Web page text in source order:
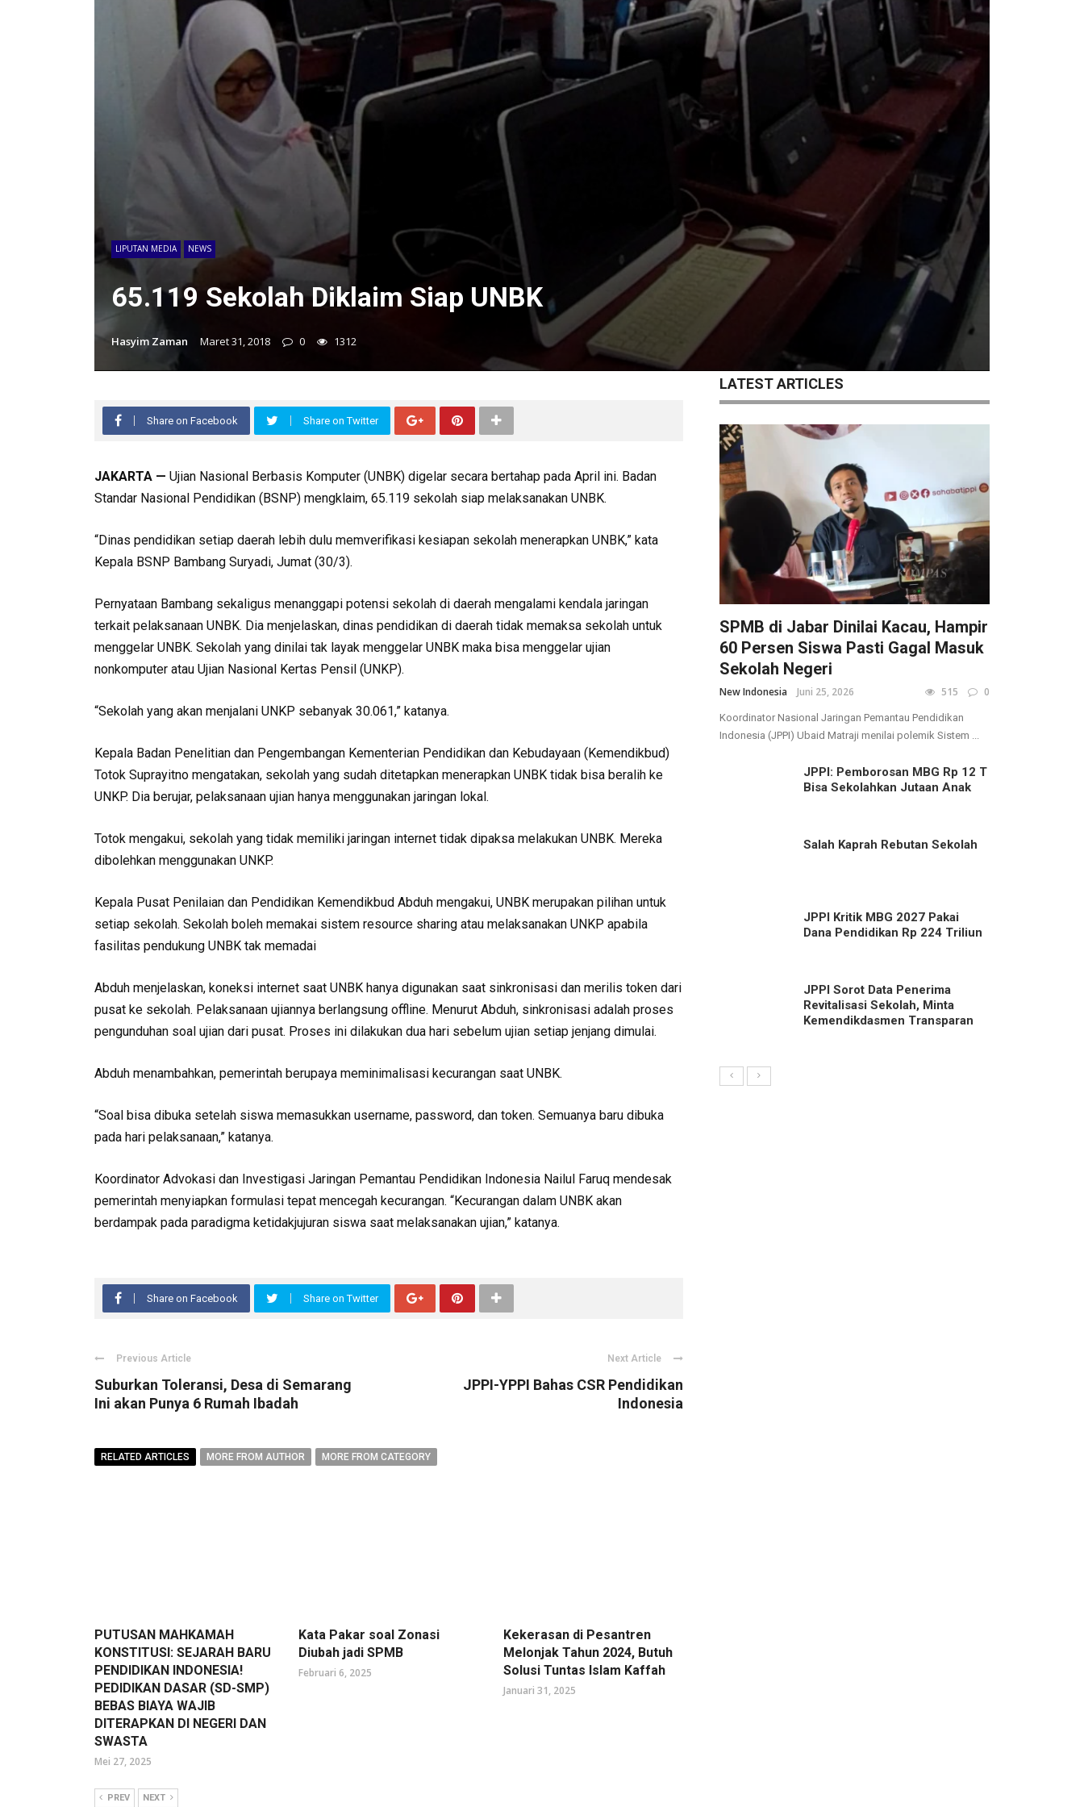
LIPUTAN MEDIA NEWS
65.119 Sekolah Diklaim Siap UNBK
Hasyim Zaman Maret 31, 2018 0 1312
Share on Facebook Share on Twitter
JAKARTA — Ujian Nasional Berbasis Komputer (UNBK) digelar secara bertahap pada April ini. Badan
Standar Nasional Pendidikan (BSNP) mengklaim, 65.119 sekolah siap melaksanakan UNBK.
“Dinas pendidikan setiap daerah lebih dulu memverifikasi kesiapan sekolah menerapkan UNBK,” kata
Kepala BSNP Bambang Suryadi, Jumat (30/3).
Pernyataan Bambang sekaligus menanggapi potensi sekolah di daerah mengalami kendala jaringan
terkait pelaksanaan UNBK. Dia menjelaskan, dinas pendidikan di daerah tidak memaksa sekolah untuk
menggelar UNBK. Sekolah yang dinilai tak layak menggelar UNBK maka bisa menggelar ujian
nonkomputer atau Ujian Nasional Kertas Pensil (UNKP).
“Sekolah yang akan menjalani UNKP sebanyak 30.061,” katanya.
Kepala Badan Penelitian dan Pengembangan Kementerian Pendidikan dan Kebudayaan (Kemendikbud)
Totok Suprayitno mengatakan, sekolah yang sudah ditetapkan menerapkan UNBK tidak bisa beralih ke
UNKP. Dia berujar, pelaksanaan ujian hanya menggunakan jaringan lokal.
Totok mengakui, sekolah yang tidak memiliki jaringan internet tidak dipaksa melakukan UNBK. Mereka
dibolehkan menggunakan UNKP.
Kepala Pusat Penilaian dan Pendidikan Kemendikbud Abduh mengakui, UNBK merupakan pilihan untuk
setiap sekolah. Sekolah boleh memakai sistem resource sharing atau melaksanakan UNKP apabila
fasilitas pendukung UNBK tak memadai
Abduh menjelaskan, koneksi internet saat UNBK hanya digunakan saat sinkronisasi dan merilis token dari
pusat ke sekolah. Pelaksanaan ujiannya berlangsung offline. Menurut Abduh, sinkronisasi adalah proses
pengunduhan soal ujian dari pusat. Proses ini dilakukan dua hari sebelum ujian setiap jenjang dimulai.
Abduh menambahkan, pemerintah berupaya meminimalisasi kecurangan saat UNBK.
“Soal bisa dibuka setelah siswa memasukkan username, password, dan token. Semuanya baru dibuka
pada hari pelaksanaan,” katanya.
Koordinator Advokasi dan Investigasi Jaringan Pemantau Pendidikan Indonesia Nailul Faruq mendesak
pemerintah menyiapkan formulasi tepat mencegah kecurangan. “Kecurangan dalam UNBK akan
berdampak pada paradigma ketidakjujuran siswa saat melaksanakan ujian,” katanya.
Share on Facebook Share on Twitter
Previous Article
Suburkan Toleransi, Desa di Semarang
Ini akan Punya 6 Rumah Ibadah
Next Article
JPPI-YPPI Bahas CSR Pendidikan
Indonesia
RELATED ARTICLES MORE FROM AUTHOR MORE FROM CATEGORY
PUTUSAN MAHKAMAH
KONSTITUSI: SEJARAH BARU
PENDIDIKAN INDONESIA!
PEDIDIKAN DASAR (SD-SMP)
BEBAS BIAYA WAJIB
DITERAPKAN DI NEGERI DAN
SWASTA
Mei 27, 2025
Kata Pakar soal Zonasi
Diubah jadi SPMB
Februari 6, 2025
Kekerasan di Pesantren
Melonjak Tahun 2024, Butuh
Solusi Tuntas Islam Kaffah
Januari 31, 2025
PREV NEXT
LATEST ARTICLES
SPMB di Jabar Dinilai Kacau, Hampir
60 Persen Siswa Pasti Gagal Masuk
Sekolah Negeri
New Indonesia Juni 25, 2026 515 0
Koordinator Nasional Jaringan Pemantau Pendidikan
Indonesia (JPPI) Ubaid Matraji menilai polemik Sistem ...
JPPI: Pemborosan MBG Rp 12 T
Bisa Sekolahkan Jutaan Anak
Salah Kaprah Rebutan Sekolah
JPPI Kritik MBG 2027 Pakai
Dana Pendidikan Rp 224 Triliun
JPPI Sorot Data Penerima
Revitalisasi Sekolah, Minta
Kemendikdasmen Transparan